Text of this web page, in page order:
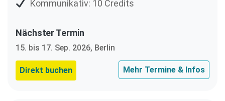
Kommunikativ: 10 Credits
Nächster Termin
15. bis 17. Sep. 2026, Berlin
Direkt buchen Mehr Termine & Infos